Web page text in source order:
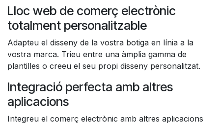
Lloc web de comerç electrònic
totalment personalitzable
Adapteu el disseny de la vostra botiga en línia a la
vostra marca. Trieu entre una àmplia gamma de
plantilles o creeu el seu propi disseny personalitzat.
Integració perfecta amb altres
aplicacions
Integreu el comerç electrònic amb altres aplicacions